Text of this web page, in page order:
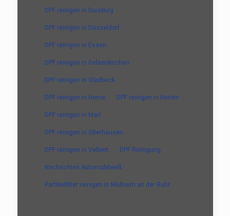
DPF reinigen in Duisburg
DPF reinigen in Düsseldorf
DPF reinigen in Essen
DPF reinigen in Gelsenkirchen
DPF reinigen in Gladbeck
DPF reinigen in Herne DPF reinigen in Herten
DPF reinigen in Marl
DPF reinigen in Oberhausen
DPF reinigen in Velbert DPF Reinigung
Nachrichten Automobilwelt
Partikelfilter reinigen in Mülheim an der Ruhr